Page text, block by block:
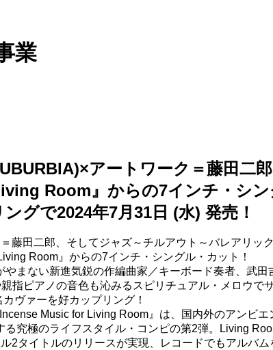
業
アートワーク＝藤田
Room』からの7インチ・シ
グで2024年7月31日 (水) 発売！
藤田二郎、そしてジャズ～チルアウト～バレアリ
Room』からの7インチ・シングル・カット！
まない新進気鋭の作編曲家／キーボード奏者、武
指ピアノの音色も沁みるスピリチュアル・メロウ
ヴァーを好カップリング！
Music for Living Room』は、国内外のアンビ
究極のライフスタイル・コンピの第2弾。Living
2タイトルのリリースが実現、レコードでもアルバム